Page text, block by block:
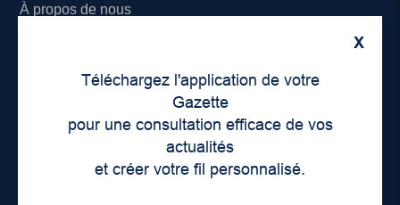
X
Téléchargez l'application de votre
Gazette
pour une consultation efficace de vos
actualités
et créer votre fil personnalisé.
À propos de nous
Lieux de distribution